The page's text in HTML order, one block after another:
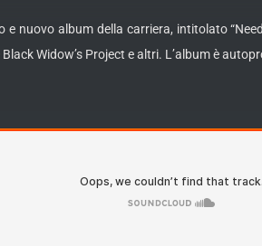
nuovo album della carriera, intitolato
Widow’s Project e altri. L’album è